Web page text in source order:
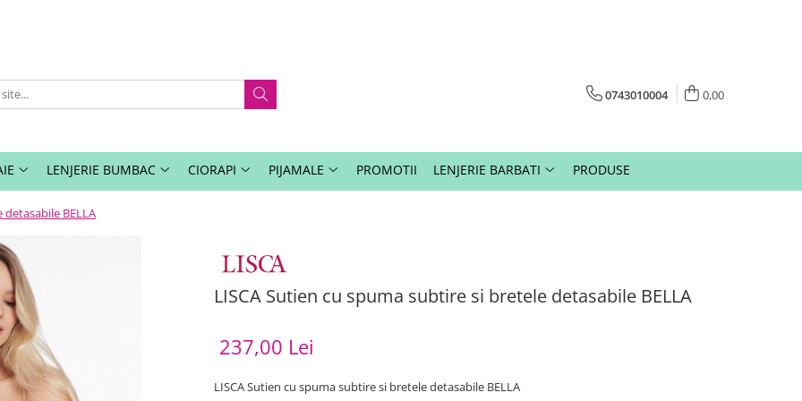
0743010004 0,00
LENJERIE BUMBAC CIORAPI PIJAMALE PROMOTII LENJERIE BARBATI PRODUSE
BELLA
LISCA Sutien cu spuma subtire si bretele detasabile BELLA
237,00 Lei
LISCA Sutien cu spuma subtire si bretele detasabile BELLA